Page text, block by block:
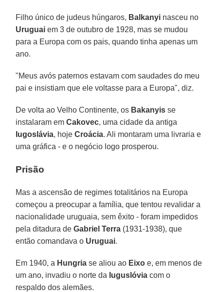
Filho único de judeus húngaros, Balkanyi nasceu no
Uruguai em 3 de outubro de 1928, mas se mudou
para a Europa com os pais, quando tinha apenas um
ano.
"Meus avós paternos estavam com saudades do meu
pai e insistiam que ele voltasse para a Europa", diz.
De volta ao Velho Continente, os Bakanyis se
instalaram emCakovec, uma cidade da antiga
Iugoslávia, hojeCroácia. Ali montaram uma livraria e
uma gráfica - e o negócio logo prosperou.
Prisão
Mas a ascensão de regimes totalitários na Europa
começou a preocupar a família, que tentou revalidar a
nacionalidade uruguaia, sem êxito - foram impedidos
pela ditadura deGabriel Terra (1931-1938), que
então comandava o Uruguai.
Em 1940, a Hungria se aliou ao Eixo e, em menos de
um ano, invadiu o norte da Iuguslóvia com o
respaldo dos alemães.